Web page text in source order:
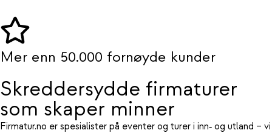
Mer enn 50.000 fornøyde kunder
Skreddersydde firmaturer
som skaper minner
Firmatur.no er spesialister på eventer og turer i inn‑ og utland – vi